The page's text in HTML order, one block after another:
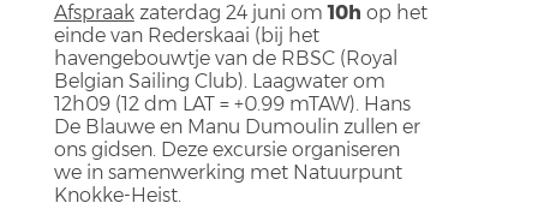
Afspraakzaterdag 24 juni om10h op het
einde van Rederskaai (bij het
havengebouwtje van de RBSC (Royal
Belgian Sailing Club). Laagwater om
12h09 (12 dm LAT = +0.99 mTAW). Hans
De Blauwe en Manu Dumoulin zullen er
ons gidsen. Deze excursie organiseren
we in samenwerking met Natuurpunt
Knokke-Heist.